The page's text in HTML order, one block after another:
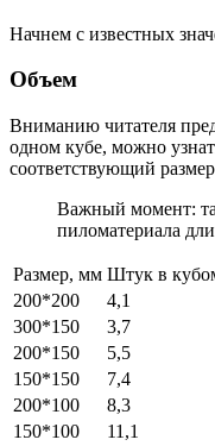
Начнем с известных
Объем
Вниманию читателя
одном кубе, можно
соответствующий
Важный момент:
пиломатериала
Размер, мм Штук в
200*200
4,1
300*150
3,7
200*150
5,5
150*150
7,4
200*100
8,3
150*100
11,1